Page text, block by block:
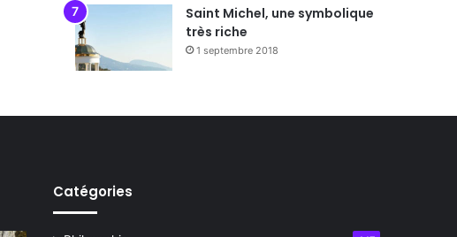
Saint Michel, une symbolique
très riche
1 septembre 2018
Catégories